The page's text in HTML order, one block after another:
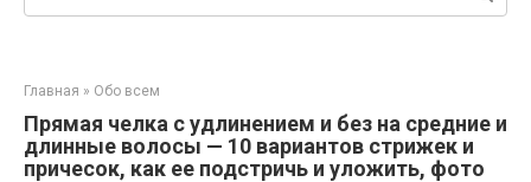
Главная » Обо всем
Прямая челка с удлинением и без на средние и
длинные волосы — 10 вариантов стрижек и
причесок, как ее подстричь и уложить, фото